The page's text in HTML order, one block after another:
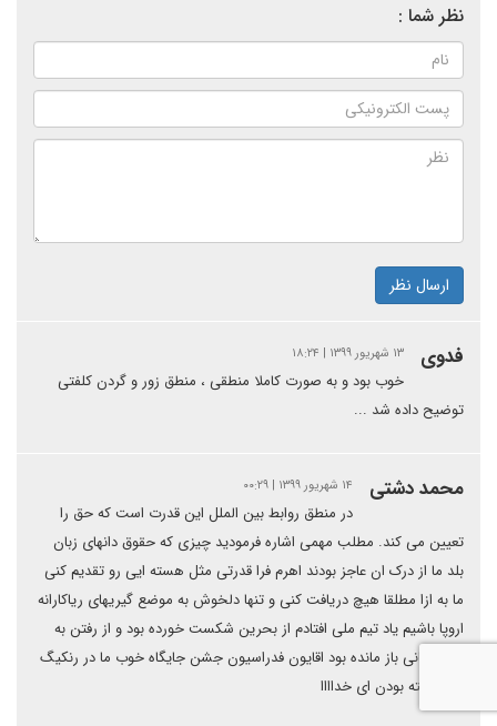
نظر شما :
ارسال نظر
فدوی ۱۳ شهریور ۱۳۹۹ | ۱۸:۲۴
خوب بود و به صورت کاملا منطقی ، منطق زور و گردن کلفتی
توضیح داده شد ...
محمد دشتی ۱۴ شهریور ۱۳۹۹ | ۰۰:۲۹
در منطق روابط بین الملل این قدرت است که حق را
تعیین می کند. مطلب مهمی اشاره فرمودید چیزی که حقوق دانهای زبان
بلد ما از درک ان عاجز بودند اهرم فرا قدرتی مثل هسته ایی رو تقدیم کنی
ما به ازا مطلقا هیچ دریافت کنی و تنها دلخوش به موضع گیریهای ریاکارانه
اروپا باشیم یاد تیم ملی افتادم از بحرین شکست خورده بود و از رفتن به
جام جهانی باز مانده بود اقایون فدراسیون جشن جایگاه خوب ما در رنکیگ
فیفا گرفته بودن ای خداااا